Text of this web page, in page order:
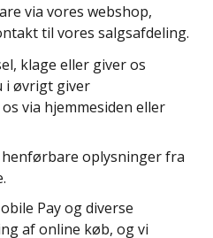
via vores webshop,
til vores salgsafdeling.
klage eller giver os
i øvrigt giver
via hjemmesiden eller
oplysninger fra
Pay og diverse
af online køb, og vi